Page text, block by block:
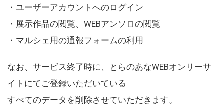
・ユーザーアカウントへのログイン
・展示作品の閲覧、WEBアンソロの閲覧
・マルシェ用の通報フォームの利用
なお、サービス終了時に、とらのあなWEBオンリーサ
イトにてご登録いただいている
すべてのデータを削除させていただきます。